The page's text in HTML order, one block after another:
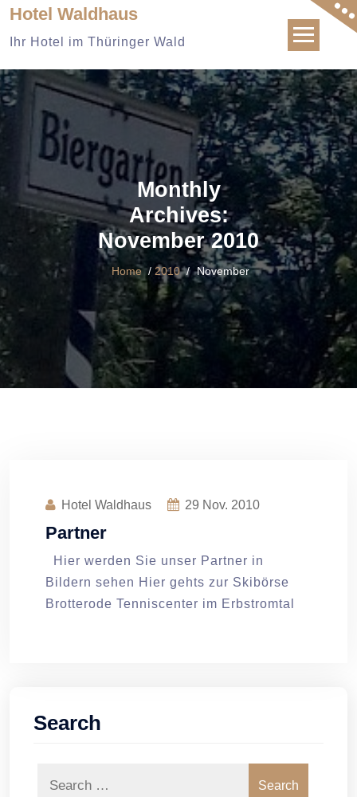
Skip
content
Hotel Waldhaus
Ihr Hotel im Thüringer Wald
Monthly
Archives:
November 2010
Home/ 2010/ November
Hotel Waldhaus 29 Nov. 2010
Partner
Hier werden Sie unser Partner in
Bildern sehen Hier gehts zur Skibörse
Brotterode Tenniscenter im Erbstromtal
Search
Search